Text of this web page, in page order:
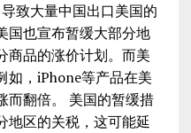
致大量中国出口美国的
国也宣布暂缓大部分地
商品的涨价计划。而美
如，iPhone等产品在美
而翻倍。 美国的暂缓措
地区的关税，这可能延